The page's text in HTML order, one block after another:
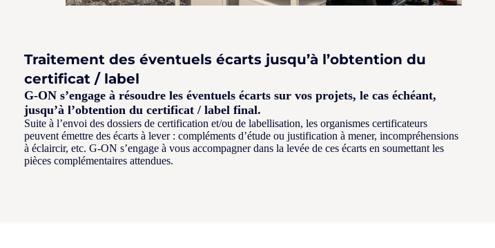
Traitement des éventuels écarts jusqu’à l’obtention du
certificat / label
G-ON s’engage à résoudre les éventuels écarts sur vos projets, le cas échéant,
jusqu’à l’obtention du certificat / label final.
Suite à l’envoi des dossiers de certification et/ou de labellisation, les organismes certificateurs
peuvent émettre des écarts à lever : compléments d’étude ou justification à mener, incompréhensions
à éclaircir, etc. G-ON s’engage à vous accompagner dans la levée de ces écarts en soumettant les
pièces complémentaires attendues.